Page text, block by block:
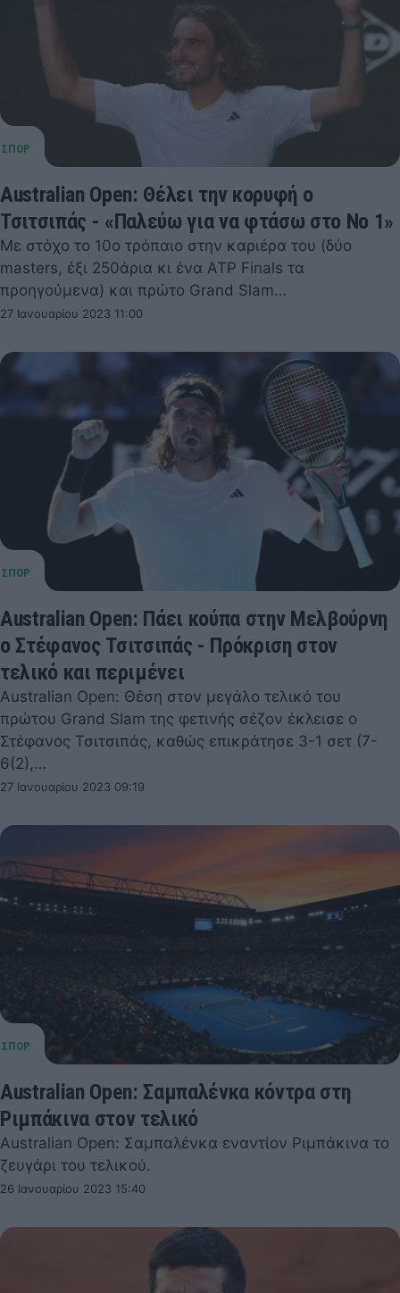
Australian Open: Θέλει την κορυφή ο
Τσιτσιπάς - «Παλεύω για να φτάσω στο Νο 1»
Με στόχο το 10ο τρόπαιο στην καριέρα του (δύο
masters, έξι 250άρια κι ένα ATP Finals τα
προηγούμενα) και πρώτο Grand Slam…
27 Ιανουαρίου 2023 11:00
Australian Open: Πάει κούπα στην Μελβούρνη
ο Στέφανος Τσιτσιπάς - Πρόκριση στον
τελικό και περιμένει
Australian Open: Θέση στον μεγάλο τελικό του
πρώτου Grand Slam της φετινής σέζον έκλεισε ο
Στέφανος Τσιτσιπάς, καθώς επικράτησε 3-1 σετ (7-
6(2),…
27 Ιανουαρίου 2023 09:19
Australian Open: Σαμπαλένκα κόντρα στη
Ριμπάκινα στον τελικό
Australian Open: Σαμπαλένκα εναντίον Ριμπάκινα το
ζευγάρι του τελικού.
26 Ιανουαρίου 2023 15:40